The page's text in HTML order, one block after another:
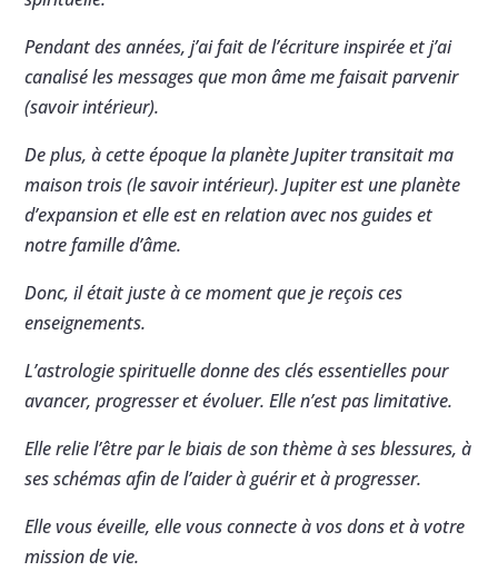
Pendant des années, j’ai fait de l’écriture inspirée et j’ai
canalisé les messages que mon âme me faisait parvenir
(savoir intérieur).
De plus, à cette époque la planète Jupiter transitait ma
maison trois (le savoir intérieur). Jupiter est une planète
d’expansion et elle est en relation avec nos guides et
notre famille d’âme.
Donc, il était juste à ce moment que je reçois ces
enseignements.
L’astrologie spirituelle donne des clés essentielles pour
avancer, progresser et évoluer. Elle n’est pas limitative.
Elle relie l’être par le biais de son thème à ses blessures, à
ses schémas afin de l’aider à guérir et à progresser.
Elle vous éveille, elle vous connecte à vos dons et à votre
mission de vie.